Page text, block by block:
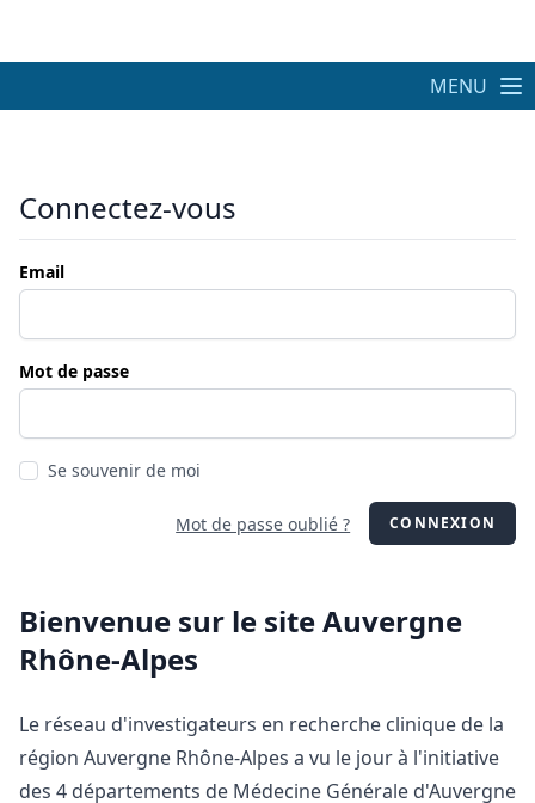
MENU
Connectez-vous
Email
Mot de passe
Se souvenir de moi
Mot de passe oublié ? CONNEXION
Bienvenue sur le site Auvergne
Rhône-Alpes
Le réseau d'investigateurs en recherche clinique de la
région Auvergne Rhône-Alpes a vu le jour à l'initiative
des 4 départements de Médecine Générale d'Auvergne